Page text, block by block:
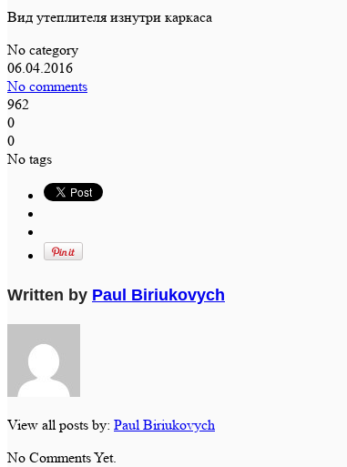
Вид утеплителя изнутри каркаса
No category
06.04.2016
No comments
962
0
0
No tags
Written by Paul Biriukovych
View all posts by: Paul Biriukovych
No Comments Yet.